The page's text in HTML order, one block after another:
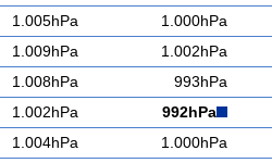
1.005hPa 1.000hPa
1.009hPa 1.002hPa
1.008hPa 993hPa
1.002hPa 992hPa
1.004hPa 1.000hPa